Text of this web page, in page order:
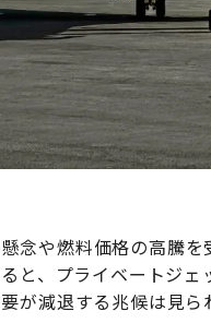
念や燃料価格の高騰
と、プライベートジ
が減退する兆候は見ら